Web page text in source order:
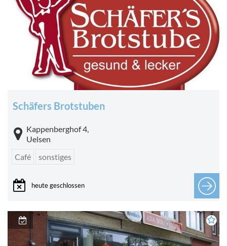
Schäfers Brotstuben
Kappenberghof 4,
Uelsen
Café
sonstiges
heute geschlossen